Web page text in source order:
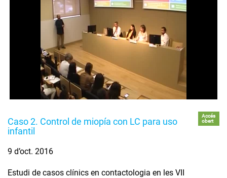
Caso 2. Control de miopía con LC para uso
infantil
Accés
obert
9 d’oct. 2016
Estudi de casos clínics en contactologia en les VII